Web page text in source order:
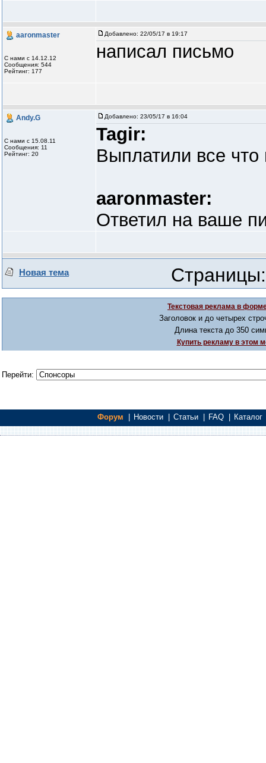
aaronmaster
С нами с 14.12.12
Сообщения: 544
Рейтинг: 177
Добавлено: 22/05/17 в 19:17
написал письмо
Andy.G
С нами с 15.08.11
Сообщения: 11
Рейтинг: 20
Добавлено: 23/05/17 в 16:04
Tagir:
Выплатили все
aaronmaster:
Ответил на ваше
Новая тема Страницы:
Текстовая реклама в
Заголовок и до четырех
Длина текста до 350
Купить рекламу в этом
Перейти:
Форум Новости Статьи FAQ Каталог